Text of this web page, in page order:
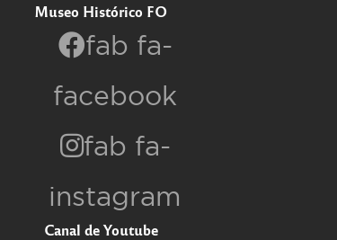
Museo Histórico FO
fab fa-
facebook
fab fa-
instagram
Canal de Youtube